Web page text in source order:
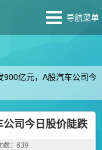
导航菜单
900亿元，A股汽车公司今
司今日股价陡跌
数：639